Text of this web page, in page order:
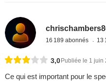
16 189 abonnés 13
3,0Publiée le 1 juin
Ce qui est important pour le